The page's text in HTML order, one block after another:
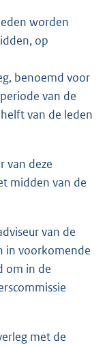
worden
op
benoemd voor
van de
van de leden
van deze
midden van de
van de
in voorkomende
om in de
met de